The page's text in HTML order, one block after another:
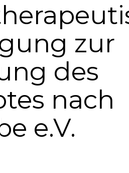
zur
des
nach
e.V.